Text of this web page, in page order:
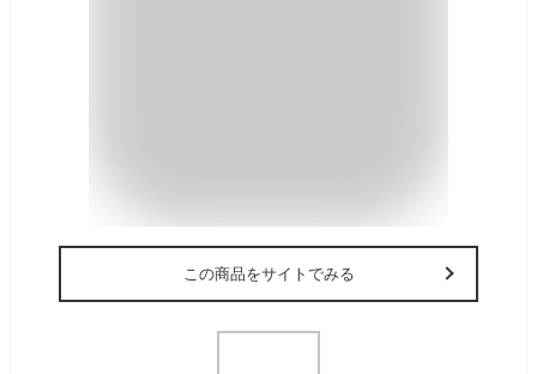
この商品をサイトでみる